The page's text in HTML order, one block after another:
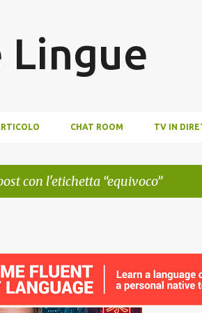
CHAT ROOM TV IN
con l'etichetta equivoco